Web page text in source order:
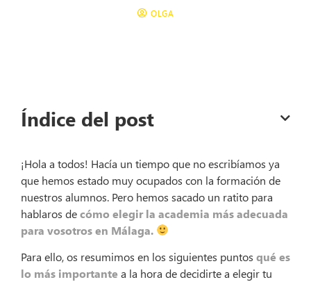
OLGA
Índice del post
¡Hola a todos! Hacía un tiempo que no escribíamos ya
que hemos estado muy ocupados con la formación de
nuestros alumnos. Pero hemos sacado un ratito para
hablaros decómo elegir la academia más adecuada
para vosotros en Málaga.
Para ello, os resumimos en los siguientes puntos qué es
lo más importantea la hora de decidirte a elegir tu